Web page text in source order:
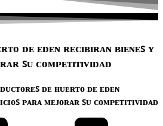
ᴅᴇ ᴇᴅᴇɴ ʀᴇᴄɪʙɪʀᴀɴ ʙɪᴇɴᴇꜱ ʏ
ꜱᴜ ᴄᴏᴍᴘᴇᴛɪᴛɪᴠɪᴅᴀᴅ
ᴅᴇ ʜᴜᴇʀᴛᴏ ᴅᴇ ᴇᴅᴇɴ
ᴘᴀʀᴀ ᴍᴇᴊᴏʀᴀʀ ꜱᴜ ᴄᴏᴍᴘᴇᴛɪᴛɪᴠɪᴅᴀᴅ